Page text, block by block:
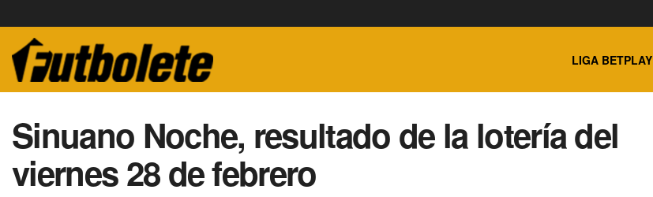
LIGA BETPLAY
Sinuano Noche, resultado de la lotería del
viernes 28 de febrero